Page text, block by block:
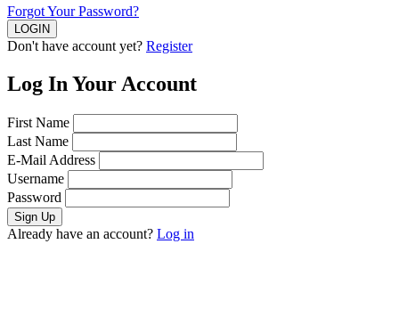
Forgot Your Password?
Don't have account yet? Register
Log In Your Account
First Name
Last Name
E-Mail Address
Username
Password
Already have an account? Log in